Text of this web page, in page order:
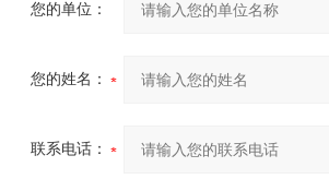
您的单位：
您的姓名：
联系电话：